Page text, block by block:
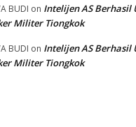
BUDI on Intelijen AS Berhasil
Militer Tiongkok
BUDI on Intelijen AS Berhasil
Militer Tiongkok